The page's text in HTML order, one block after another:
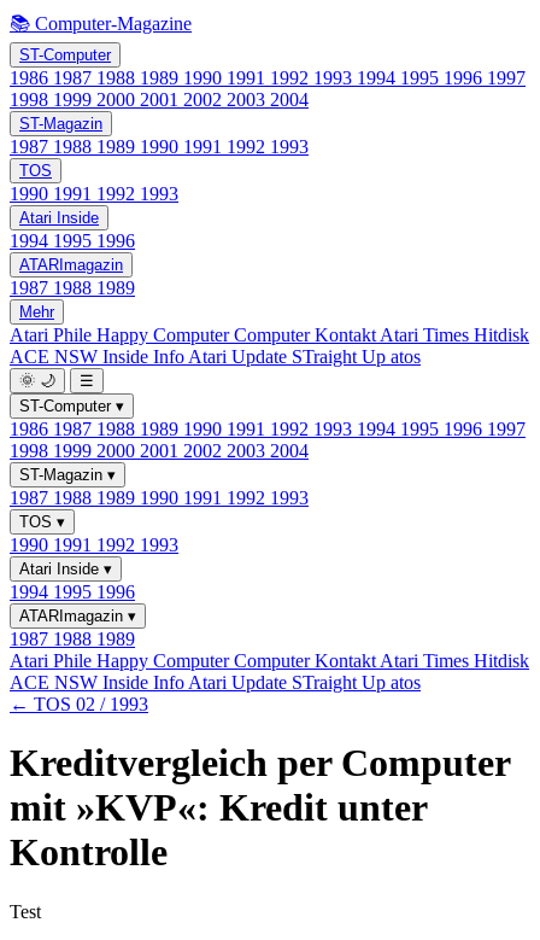
📚 Computer-Magazine
ST-Computer
1986 1987 1988 1989 1990 1991 1992 1993 1994 1995 1996 1997
1998 1999 2000 2001 2002 2003 2004
ST-Magazin
1987 1988 1989 1990 1991 1992 1993
TOS
1990 1991 1992 1993
Atari Inside
1994 1995 1996
ATARImagazin
1987 1988 1989
Mehr
Atari Phile Happy ComputerComputer Kontakt Atari Times Hitdisk
ACE NSW Inside Info Atari Update STraight Up atos
🌞 🌙
☰
ST-Computer ▾
1986 1987 1988 1989 1990 1991 1992 1993 1994 1995 1996 1997
1998 1999 2000 2001 2002 2003 2004
ST-Magazin ▾
1987 1988 1989 1990 1991 1992 1993
TOS ▾
1990 1991 1992 1993
Atari Inside ▾
1994 1995 1996
ATARImagazin ▾
1987 1988 1989
Atari Phile Happy ComputerComputer Kontakt Atari Times Hitdisk
ACE NSW Inside Info Atari Update STraight Up atos
← TOS 02 / 1993
Kreditvergleich per Computer
mit »KVP«: Kredit unter
Kontrolle
Test